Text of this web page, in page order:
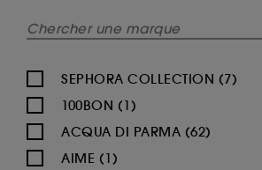
SEPHORA COLLECTION (7)
100BON (1)
ACQUA DI PARMA (62)
AIME (1)